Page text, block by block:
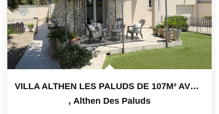
VILLA ALTHEN LES PALUDS DE 107M² AVEC PISCINE SUR TERRAIN...
, Althen Des Paluds